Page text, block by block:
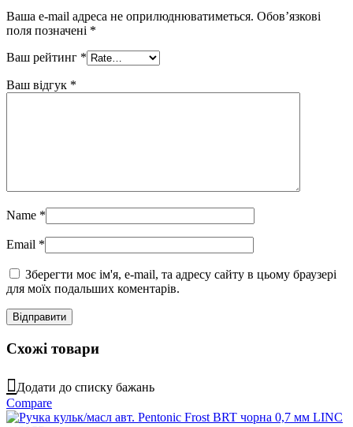
Ваша e-mail адреса не оприлюднюватиметься. Обов’язкові
поля позначені *
Ваш рейтинг *
Ваш відгук *
Name *
Email *
Зберегти моє ім'я, e-mail, та адресу сайту в цьому браузері
для моїх подальших коментарів.
Схожі товари
Додати до списку бажань
Compare